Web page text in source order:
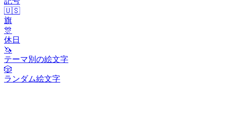
🇺🇸
旗
🎊
休日
🦄
テーマ別の絵文字
🎲
ランダム絵文字